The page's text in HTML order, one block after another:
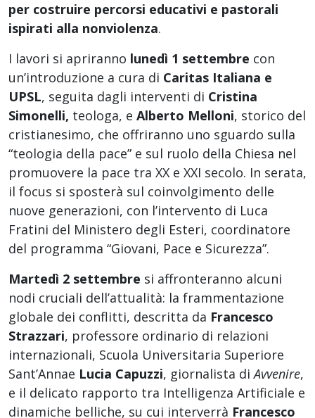
per costruire percorsi educativi e pastorali
ispirati alla nonviolenza.
I lavori si apriranno lunedì 1 settembre con
un’introduzione a cura di Caritas Italiana e
UPSL, seguita dagli interventi di Cristina
Simonelli, teologa, e Alberto Melloni, storico del
cristianesimo, che offriranno uno sguardo sulla
“teologia della pace” e sul ruolo della Chiesa nel
promuovere la pace tra XX e XXI secolo. In serata,
il focus si sposterà sul coinvolgimento delle
nuove generazioni, con l’intervento di Luca
Fratini del Ministero degli Esteri, coordinatore
del programma “Giovani, Pace e Sicurezza”.
Martedì 2 settembre si affronteranno alcuni
nodi cruciali dell’attualità: la frammentazione
globale dei conflitti, descritta da Francesco
Strazzari, professore ordinario di relazioni
internazionali, Scuola Universitaria Superiore
Sant’Annae Lucia Capuzzi, giornalista diAvvenire,
e il delicato rapporto tra Intelligenza Artificiale e
dinamiche belliche, su cui interverrà Francesco